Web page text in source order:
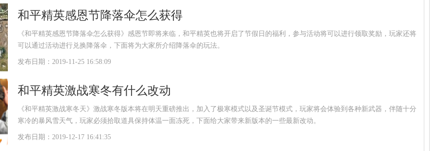
和平精英感恩节降落伞怎么获得
《和平精英感恩节降落伞怎么获得》感恩节即将来临，和平精英也将开启了节假日的福利，参与活动将可以进行领取奖励，玩家还将
可以通过活动进行兑换降落伞，下面将为大家所介绍降落伞的玩法。
发布日期：2019-11-25 16:58:09
和平精英激战寒冬有什么改动
《和平精英激战寒冬天》激战寒冬版本将在明天重磅推出，加入了极寒模式以及圣诞节模式，玩家将会体验到各种新武器，伴随十分
寒冷的暴风雪天气，玩家必须拾取道具保持体温一面冻死，下面给大家带来新版本的一些最新改动。
发布日期：2019-12-17 16:41:35